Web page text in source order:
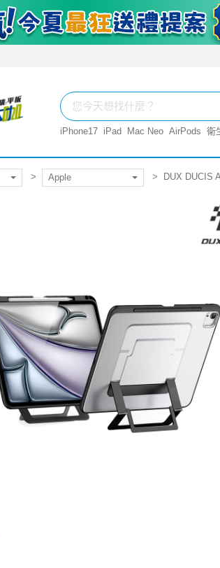
iPhone17 iPad Mac Neo AirPods 衛
Apple DUX DUCIS